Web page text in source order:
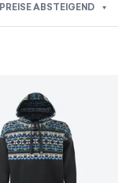
PREISE ABSTEIGEND